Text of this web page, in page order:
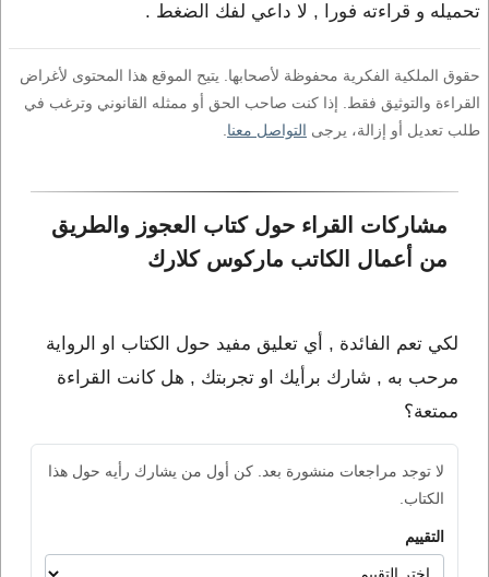
تحميله و قراءته فورا , لا داعي لفك الضغط .
حقوق الملكية الفكرية محفوظة لأصحابها. يتيح الموقع هذا المحتوى لأغراض
القراءة والتوثيق فقط. إذا كنت صاحب الحق أو ممثله القانوني وترغب في
طلب تعديل أو إزالة، يرجى التواصل معنا
مشاركات القراء حول كتاب العجوز والطريق
من أعمال الكاتب ماركوس كلارك
لكي تعم الفائدة , أي تعليق مفيد حول الكتاب او الرواية
مرحب به , شارك برأيك او تجربتك , هل كانت القراءة
ممتعة؟
لا توجد مراجعات منشورة بعد. كن أول من يشارك رأيه حول هذا
الكتاب.
التقييم